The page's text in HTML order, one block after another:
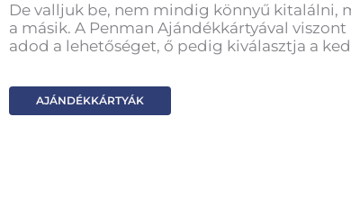
De valljuk be, nem mindig könnyű kitalálni,
a másik. A Penman Ajándékkártyával
adod a lehetőséget, ő pedig kiválasztja a
AJÁNDÉKKÁRTYÁK